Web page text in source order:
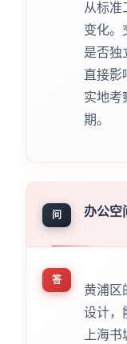
从标准
变化。
是否独
直接影
实地考
期。
问 办公空
答
黄浦区
设计，
上海书